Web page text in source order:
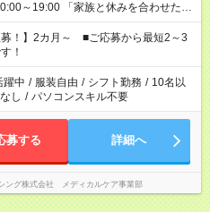
と休みを合わせた
準備がしたい」 「できれば残業はし
くださいね。 ※Wワーク希望
望する勤務時間と、もう1つのお仕事
時間を超える場合は応募できません。
募！】2カ月～ ■ご応募から最短2～3
！
躍中 / 服装自由 / シフト勤務 / 10名以
し / パソコンスキル不要
募する 詳細へ
ング株式会社 メディカルケア事業部